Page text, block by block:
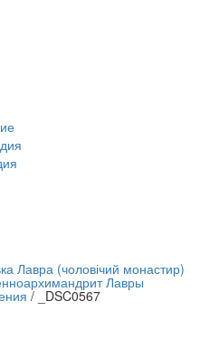
Лавра (чоловічий монастир)
Лавры
/ _DSC0567